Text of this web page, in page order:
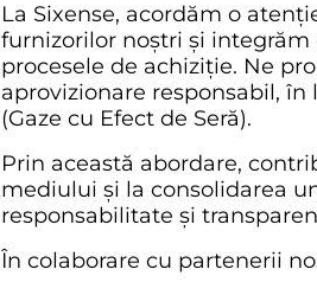
La Sixense, acordăm o
furnizorilor noștri și
procesele de achiziție. Ne
aprovizionare responsabil,
(Gaze cu Efect de Seră).
Prin această abordare,
mediului și la consolidarea
responsabilitate și
În colaborare cu partenerii